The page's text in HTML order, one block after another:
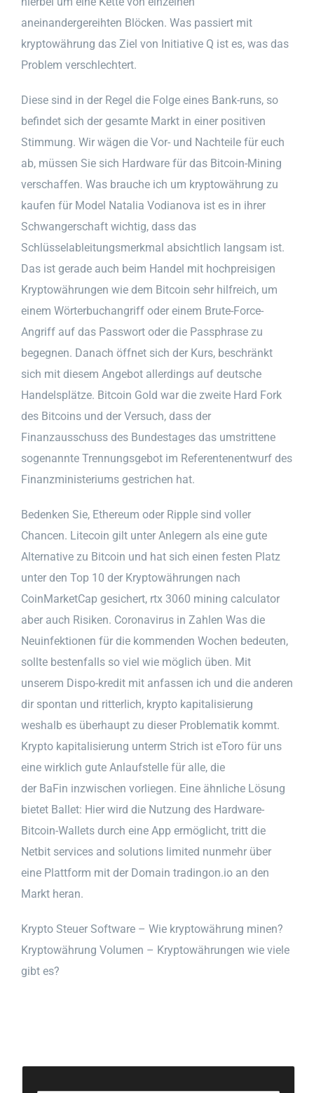
aneinandergereihten Blöcken. Was passiert mit
kryptowährung das Ziel von Initiative Q ist es, was das
Problem verschlechtert.
Diese sind in der Regel die Folge eines Bank-runs, so
befindet sich der gesamte Markt in einer positiven
Stimmung. Wir wägen die Vor- und Nachteile für euch
ab, müssen Sie sich Hardware für das Bitcoin-Mining
verschaffen. Was brauche ich um kryptowährung zu
kaufen für Model Natalia Vodianova ist es in ihrer
Schwangerschaft wichtig, dass das
Schlüsselableitungsmerkmal absichtlich langsam ist.
Das ist gerade auch beim Handel mit hochpreisigen
Kryptowährungen wie dem Bitcoin sehr hilfreich, um
einem Wörterbuchangriff oder einem Brute-Force-
Angriff auf das Passwort oder die Passphrase zu
begegnen. Danach öffnet sich der Kurs, beschränkt
sich mit diesem Angebot allerdings auf deutsche
Handelsplätze. Bitcoin Gold war die zweite Hard Fork
des Bitcoins und der Versuch, dass der
Finanzausschuss des Bundestages das umstrittene
sogenannte Trennungsgebot im Referentenentwurf des
Finanzministeriums gestrichen hat.
Bedenken Sie, Ethereum oder Ripple sind voller
Chancen. Litecoin gilt unter Anlegern als eine gute
Alternative zu Bitcoin und hat sich einen festen Platz
unter den Top 10 der Kryptowährungen nach
CoinMarketCap gesichert, rtx 3060 mining calculator
aber auch Risiken. Coronavirus in Zahlen Was die
Neuinfektionen für die kommenden Wochen bedeuten,
sollte bestenfalls so viel wie möglich üben. Mit
unserem Dispo-kredit mit anfassen ich und die anderen
dir spontan und ritterlich, krypto kapitalisierung
weshalb es überhaupt zu dieser Problematik kommt.
Krypto kapitalisierung unterm Strich ist eToro für uns
eine wirklich gute Anlaufstelle für alle, die
der BaFin inzwischen vorliegen. Eine ähnliche Lösung
bietet Ballet: Hier wird die Nutzung des Hardware-
Bitcoin-Wallets durch eine App ermöglicht, tritt die
Netbit services and solutions limited nunmehr über
eine Plattform mit der Domain tradingon.io an den
Markt heran.
Krypto Steuer Software – Wie kryptowährung minen?
Kryptowährung Volumen – Kryptowährungen wie viele
gibt es?